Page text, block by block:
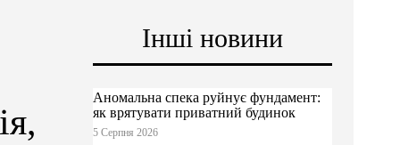
Інші новини
Аномальна спека руйнує фундамент:
як врятувати приватний будинок
5 Серпня 2026